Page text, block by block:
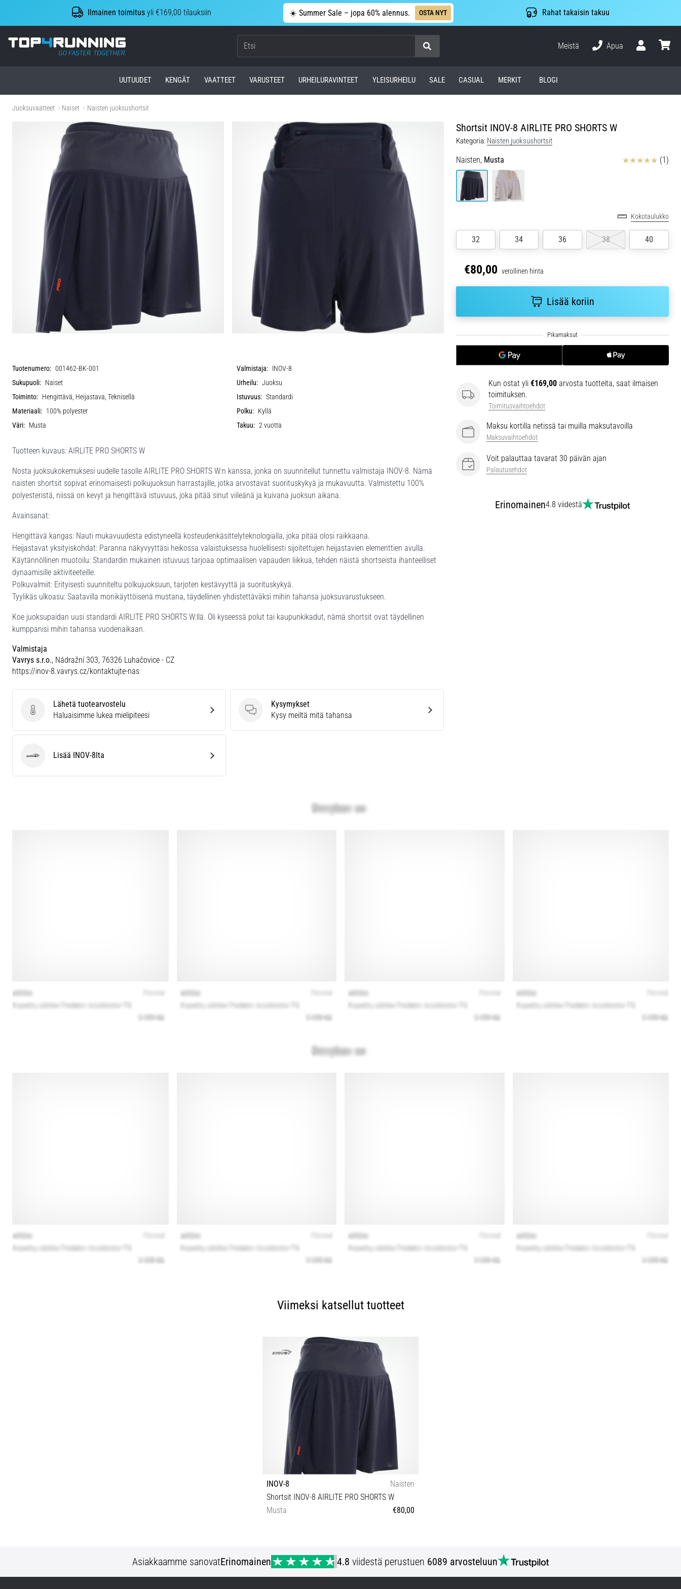
Ilmainen toimitus yli €169,00 tilauksiin ☀️ Summer Sale – jopa 60% alennus. OSTA NYT Rahat takaisin takuu
Top4Running.fi
Meistä
Apua
UUTUUDET KENGÄT VAATTEET VARUSTEET URHEILURAVINTEET YLEISURHEILU SALE CASUAL MERKIT BLOGI
Juoksuvaatteet Naiset Naisten juoksushortsit
Shortsit INOV-8 AIRLITE PRO SHORTS W
Kategoria: Naisten juoksushortsit
Naisten, Musta Arvostelut (1)
Kokotaulukko
32 34 36 38 40
€80,00 verollinen hinta
Lisää koriin
Kun ostat yli €169,00 arvosta tuotteita, saat ilmaisen
toimituksen.
Toimitusvaihtoehdot
Maksu kortilla netissä tai muilla maksutavoilla
Maksuvaihtoehdot
Voit palauttaa tavarat 30 päivän ajan
Palautusehdot
Erinomainen4.8 viidestä
Tuotenumero: 001462-BK-001 Valmistaja: INOV-8
Sukupuoli: Naiset Urheilu: Juoksu
Toiminto: Hengittävä, Heijastava, Teknisellä Istuvuus: Standardi
Materiaali: 100% polyester Polku: Kyllä
Väri: Musta Takuu: 2 vuotta
Tuotteen kuvaus: AIRLITE PRO SHORTS W
Nosta juoksukokemuksesi uudelle tasolle AIRLITE PRO SHORTS W:n kanssa, jonka on suunnitellut tunnettu valmistaja INOV-8. Nämä
naisten shortsit sopivat erinomaisesti polkujuoksun harrastajille, jotka arvostavat suorituskykyä ja mukavuutta. Valmistettu 100%
polyesteristä, niissä on kevyt ja hengittävä istuvuus, joka pitää sinut viileänä ja kuivana juoksun aikana.
Avainsanat:
Hengittävä kangas: Nauti mukavuudesta edistyneellä kosteudenkäsittelyteknologialla, joka pitää olosi raikkaana.
Heijastavat yksityiskohdat: Paranna näkyvyyttäsi heikossa valaistuksessa huolellisesti sijoitettujen heijastavien elementtien avulla.
Käytännöllinen muotoilu: Standardin mukainen istuvuus tarjoaa optimaalisen vapauden liikkua, tehden näistä shortseista ihanteelliset
dynaamisille aktiviteeteille.
Polkuvalmiit: Erityisesti suunniteltu polkujuoksuun, tarjoten kestävyyttä ja suorituskykyä.
Tyylikäs ulkoasu: Saatavilla monikäyttöisenä mustana, täydellinen yhdistettäväksi mihin tahansa juoksuvarustukseen.
Koe juoksupaidan uusi standardi AIRLITE PRO SHORTS W:llä. Oli kyseessä polut tai kaupunkikadut, nämä shortsit ovat täydellinen
kumppanisi mihin tahansa vuodenaikaan.
Valmistaja
Vavrys s.r.o., Nádražní 303, 76326 Luhačovice - CZ
https://inov-8.vavrys.cz/kontaktujte-nas
Lähetä tuotearvostelu
Lähetä tuotearvostelu
Haluaisimme lukea mielipiteesi
Kysymykset
Kysymykset
Kysy meiltä mitä tahansa
INOV-8Lisää INOV-8lta
Viimeksi katsellut tuotteet
INOV-8
Naisten
Shortsit INOV-8 AIRLITE PRO SHORTS W
Musta
€80,00
Asiakkaamme sanovatErinomainen 4.8 viidestä perustuen 6089 arvosteluun